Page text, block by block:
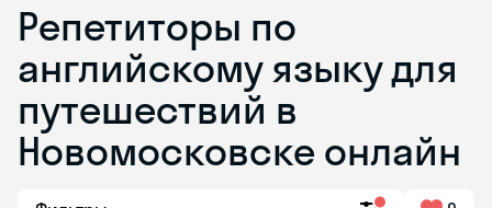
Репетиторы по
английскому языку для
путешествий в
Новомосковске онлайн